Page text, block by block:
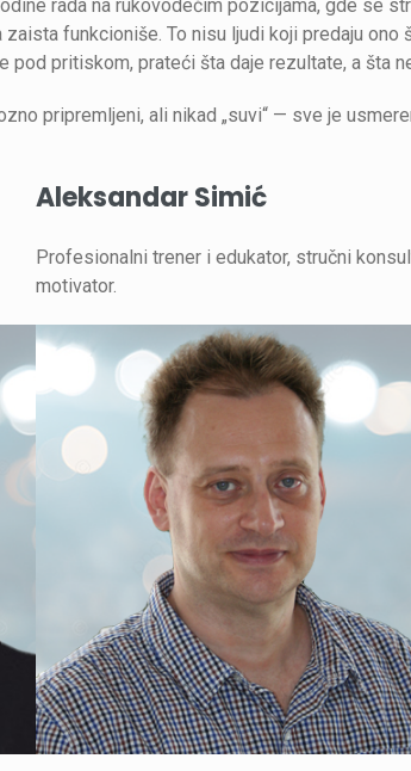
rada na rukovodećim pozicijama, gde se
funkcioniše. To nisu ljudi koji predaju
pritiskom, prateći šta daje rezultate, a šta
pripremljeni, ali nikad „suvi“ — sve je
Aleksandar Simić
Profesionalni trener i edukator, stručni
motivator.